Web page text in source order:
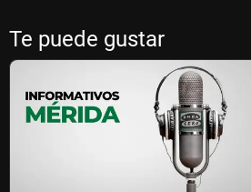
Te puede gustar